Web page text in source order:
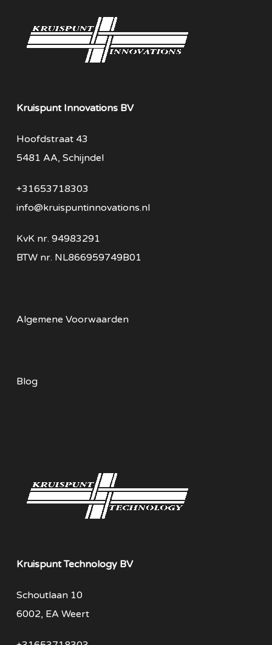
Kruispunt Innovations BV
Hoofdstraat 43
5481 AA, Schijndel
+31653718303
info@kruispuntinnovations.nl
KvK nr. 94983291
BTW nr. NL866959749B01
Algemene Voorwaarden
Blog
Kruispunt Technology BV
Schoutlaan 10
6002, EA Weert